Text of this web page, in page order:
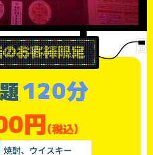
120分
円(税込)
焼酎、ウイスキー